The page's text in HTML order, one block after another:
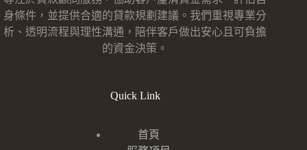
身條件，並提供合適的貸款規劃建議。我們重視專業分
析、透明流程與理性溝通，陪伴客戶做出安心且可負擔
的資金決策。
Quick Link
首頁